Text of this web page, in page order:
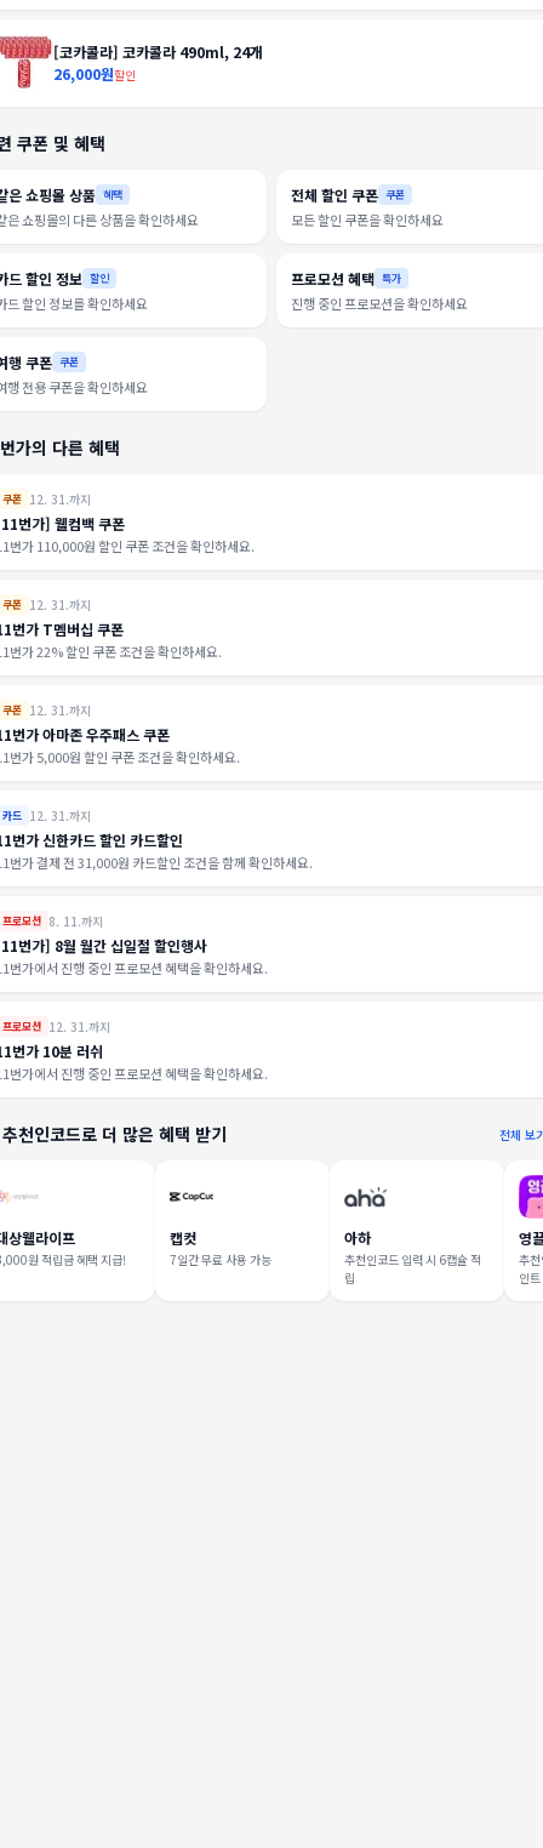
[코카콜라] 코카콜라 490ml, 24개
26,000원할인
쿠폰 및 혜택
은 쇼핑몰 상품 혜택
은 쇼핑몰의 다른 상품을 확인하세요
전체 할인 쿠폰 쿠폰
모든 할인 쿠폰을 확인하세요
드 할인 정보 할인
드 할인 정보를 확인하세요
프로모션 혜택 특가
진행 중인 프로모션을 확인하세요
행 쿠폰 쿠폰
행 전용 쿠폰을 확인하세요
가의 다른 혜택
쿠폰 12. 31.까지
번가] 웰컴백 쿠폰
번가 110,000원 할인 쿠폰 조건을 확인하세요.
쿠폰 12. 31.까지
번가 T멤버십 쿠폰
번가 22% 할인 쿠폰 조건을 확인하세요.
쿠폰 12. 31.까지
번가 아마존 우주패스 쿠폰
번가 5,000원 할인 쿠폰 조건을 확인하세요.
카드 12. 31.까지
번가 신한카드 할인 카드할인
번가 결제 전 31,000원 카드할인 조건을 함께 확인하세요.
프로모션 8. 11.까지
번가] 8월 월간 십일절 할인행사
번가에서 진행 중인 프로모션 혜택을 확인하세요.
프로모션 12. 31.까지
번가 10분 러쉬
번가에서 진행 중인 프로모션 혜택을 확인하세요.
천인코드로 더 많은 혜택 받기 전체 보
상웰라이프
원 적립금 혜택 지급!
캡컷
7일간 무료 사용 가능
아하
추천인코드 입력 시 6캡슐 적
립
영
추
인